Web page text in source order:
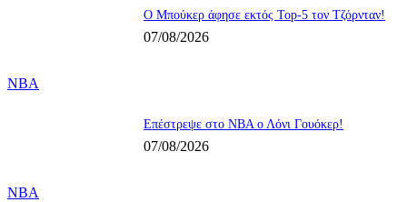
NBA
Ο Μπούκερ άφησε εκτός Top-5 τον Τζόρνταν!
07/08/2026
NBA
Επέστρεψε στο ΝΒΑ ο Λόνι Γουόκερ!
07/08/2026